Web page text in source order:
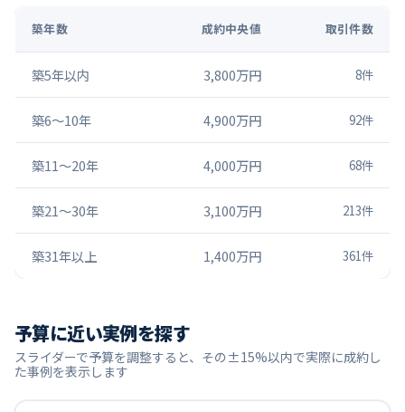
築年数 成約中央値 取引件数
築5年以内 3,800万円 8件
築6〜10年 4,900万円 92件
築11〜20年 4,000万円 68件
築21〜30年 3,100万円 213件
築31年以上 1,400万円 361件
予算に近い実例を探す
スライダーで予算を調整すると、その±15%以内で実際に成約し
た事例を表示します